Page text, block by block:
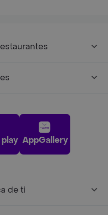
AppGallery
de ti